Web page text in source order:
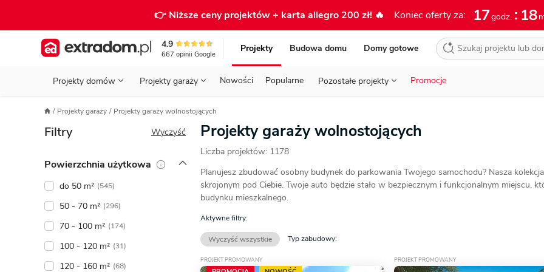
👉 Niższe ceny projektów+ karta allegro 200 zł! 🔥 Koniec oferty za: 17godz. 18
4.9
667 opinii Google Projekty Budowa domu Domy gotowe
Projekty domów Projekty garaży Nowości Popularne Pozostałe projekty Promocje
Projekty domów Projekty garaży
Parterowe Piętrowe
KONDYGNACJE
Projekty domów parterowych
Projekty domów
Projekty domów z poddaszem do adaptacji
KONSTRUKCJA
STYL
ZABUDOWA
STANOWISKA
Projekty garaży
Projekty garaży wielostanowiskowych
TYP
Zobacz wszystkie kategorie
REKREACYJNE
DLA BIZNESU
PRZED BUDOWĄ - ETAP 1
Działka
Technologie budowlane
WYBIERAM PROJEKT - ETAP 2
PRZEPISY I FORMALNOŚCI
FINANSE I KOSZTY
OZE
Projekty garaży Projekty garaży wolnostojących
Filtry Wyczyść
Powierzchnia użytkowa
do 50 m² (545)
50 - 70 m² (296)
70 - 100 m² (174)
100 - 120 m² (31)
120 - 160 m² (68)
Projekty garaży wolnostojących
Liczba projektów: 1178
Planujesz zbudować osobny budynek do parkowania Twojego samochodu? Nasza
skrojonym pod Ciebie. Twoje auto będzie stało w bezpiecznym i funkcjonalnym miejscu,
budynku mieszkalnego.
Aktywne filtry:
Wyczyść wszystkie Typ zabudowy:
PROJEKT PROMOWANY PROJEKT PROMOWANY